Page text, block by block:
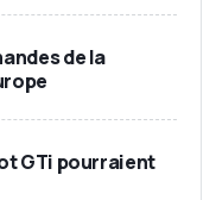
de la
GTi pourraient